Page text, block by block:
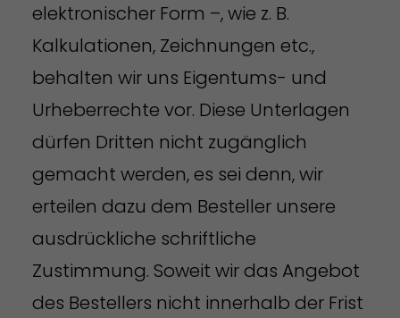
elektronischer Form –, wie z. B.
Kalkulationen, Zeichnungen etc.,
behalten wir uns Eigentums- und
Urheberrechte vor. Diese Unterlagen
dürfen Dritten nicht zugänglich
gemacht werden, es sei denn, wir
erteilen dazu dem Besteller unsere
ausdrückliche schriftliche
Zustimmung. Soweit wir das Angebot
des Bestellers nicht innerhalb der Frist